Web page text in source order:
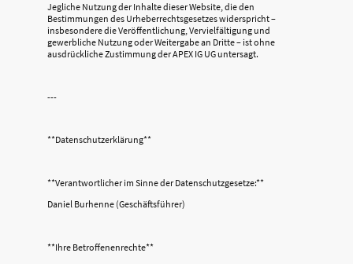
Jegliche Nutzung der Inhalte dieser Website, die den
Bestimmungen des Urheberrechtsgesetzes widerspricht –
insbesondere die Veröffentlichung, Vervielfältigung und
gewerbliche Nutzung oder Weitergabe an Dritte – ist ohne
ausdrückliche Zustimmung der APEX IG UG untersagt.
---
**Datenschutzerklärung**
**Verantwortlicher im Sinne der Datenschutzgesetze:**
Daniel Burhenne (Geschäftsführer)
**Ihre Betroffenenrechte**